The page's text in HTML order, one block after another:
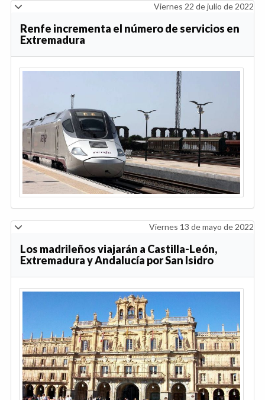
Viernes 22 de julio de 2022
Renfe incrementa el número de servicios en
Extremadura
Viernes 13 de mayo de 2022
Los madrileños viajarán a Castilla-León,
Extremadura y Andalucía por San Isidro